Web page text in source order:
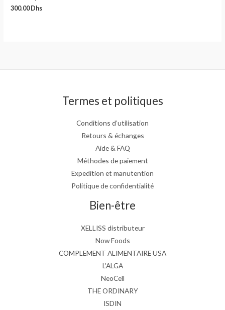
300.00Dhs
Termes et politiques
Conditions d’utilisation
Retours & échanges
Aide & FAQ
Méthodes de paiement
Expedition et manutention
Politique de confidentialité
Bien-être
XELLISS distributeur
Now Foods
COMPLEMENT ALIMENTAIRE USA
L’ALGA
NeoCell
THE ORDINARY
ISDIN